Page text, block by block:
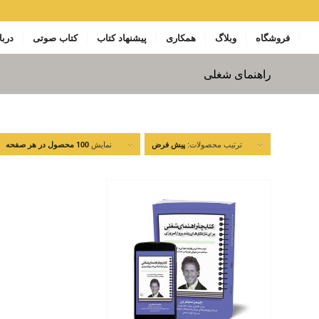
فروشگاه وبلاگ همکاری پیشنهاد کتاب کتاب صوتی
راهنمای شغلی
ترتیب محصولات: پیش فرض نمایش 100 محصول در هر صفحه